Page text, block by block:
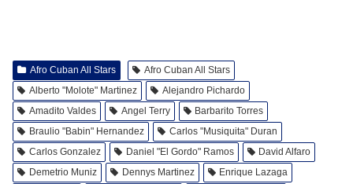
Afro Cuban All Stars
Afro Cuban All Stars
Alberto "Molote" Martinez
Alejandro Pichardo
Amadito Valdes
Angel Terry
Barbarito Torres
Braulio "Babin" Hernandez
Carlos "Musiquita" Duran
Carlos Gonzalez
Daniel "El Gordo" Ramos
David Alfaro
Demetrio Muniz
Dennys Martinez
Enrique Lazaga